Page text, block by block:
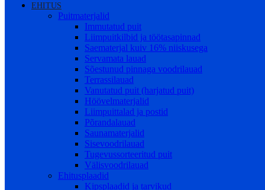
EHITUS
Puitmaterjalid
Immutatud puit
Liimpuitkilbid ja töötasapinnad
Saematerjal kuiv 16% niiskusega
Servamata lauad
Sõestunud pinnaga voodrilauad
Terrassilauad
Vanutatud puit (harjatud puit)
Höövelmaterjalid
Liimpuittalad ja postid
Põrandalauad
Saunamaterjalid
Sisevoodrilauad
Tugevussorteeritud puit
Välisvoodrilauad
Ehitusplaadid
Kipsplaadid ja tarvikud